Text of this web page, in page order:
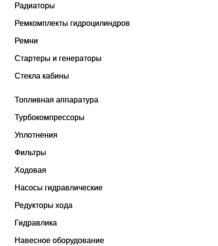
Радиаторы
Ремкомплекты гидроцилиндров
Ремни
Стартеры и генераторы
Стекла кабины
Топливная аппаратура
Турбокомпрессоры
Уплотнения
Фильтры
Ходовая
Насосы гидравлические
Редукторы хода
Гидравлика
Навесное оборудование